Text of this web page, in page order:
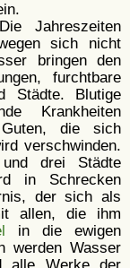
Jahreszeiten
sich nicht
bringen den
furchtbare
Städte. Blutige
Krankheiten
die sich
verschwinden.
drei Städte
in Schrecken
der sich als
allen, die ihm
in die ewigen
werden Wasser
alle Werke der